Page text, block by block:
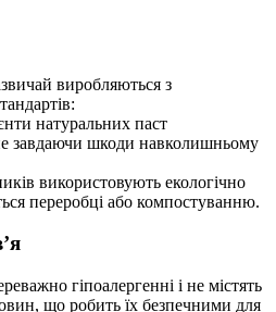
виробляються з
натуральних паст
завдаючи шкоди навколишньому
використовують екологічно
переробці або компостуванню.
гіпоалергенні і не містять
що робить їх безпечними для